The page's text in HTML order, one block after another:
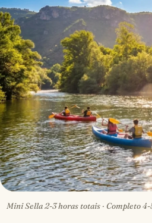
Mini Sella 2-3 horas totais · Completo